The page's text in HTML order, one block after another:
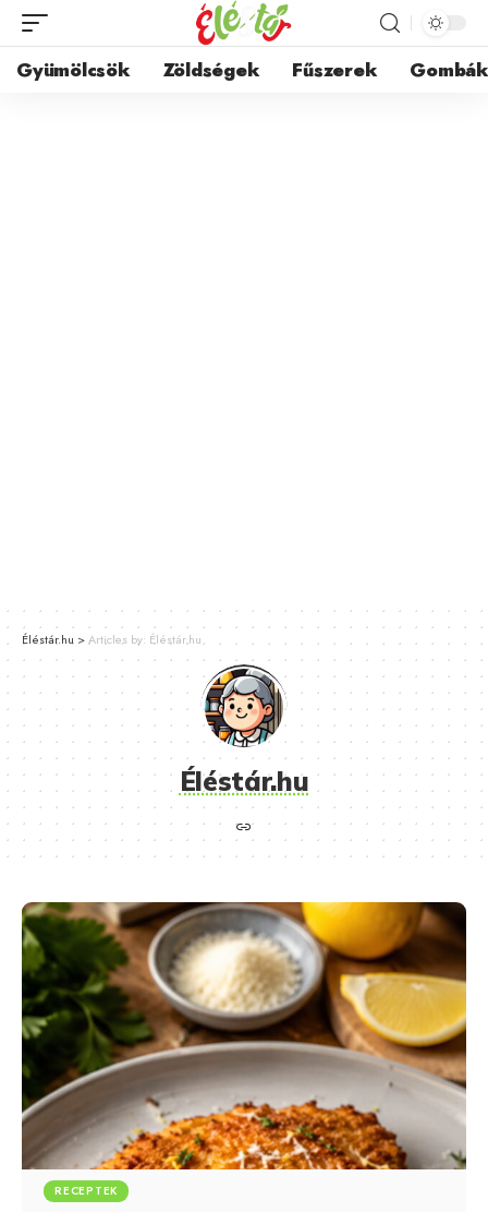
Gyümölcsök Zöldségek Fűszerek Gombák
Éléstár.hu >Articles by: Éléstár.hu
Éléstár.hu
RECEPTEK